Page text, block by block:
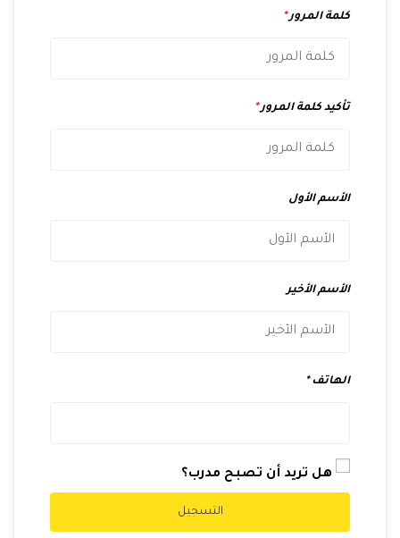
كلمة المرور*
تأكيد كلمة المرور*
الأسم الأول
الأسم الأخير
الهاتف
هل تريد أن تصبح مدرب؟
التسجيل